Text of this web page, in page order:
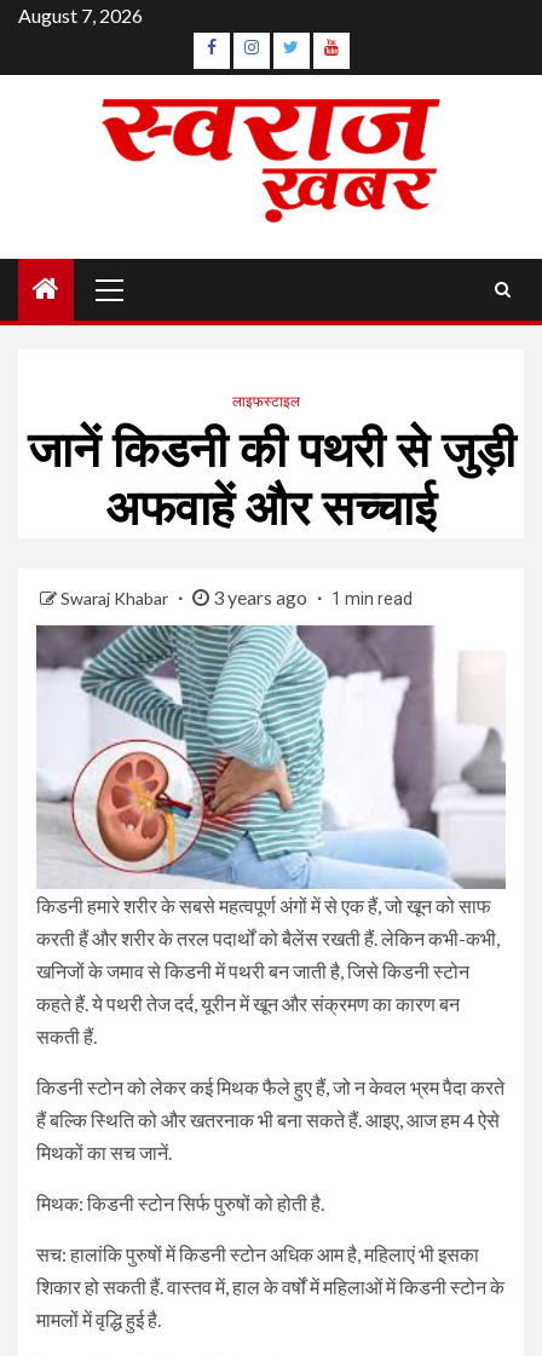
Skip
content
August 7, 2026
Facebook
Instagram
TwitterYouTube
Menu
लाइफस्टाइल
जानें किडनी की पथरी से जुड़ी
अफवाहें और सच्चाई
Swaraj Khabar 3 years ago 1 min read
किडनी हमारे शरीर के सबसे महत्वपूर्ण अंगों में से एक हैं, जो खून को साफ
करती हैं और शरीर के तरल पदार्थों को बैलेंस रखती हैं. लेकिन कभी-कभी,
खनिजों के जमाव से किडनी में पथरी बन जाती है, जिसे किडनी स्टोन
कहते हैं. ये पथरी तेज दर्द, यूरीन में खून और संक्रमण का कारण बन
सकती हैं.
किडनी स्टोन को लेकर कई मिथक फैले हुए हैं, जो न केवल भ्रम पैदा करते
हैं बल्कि स्थिति को और खतरनाक भी बना सकते हैं. आइए, आज हम 4 ऐसे
मिथकों का सच जानें.
मिथक: किडनी स्टोन सिर्फ पुरुषों को होती है.
सच: हालांकि पुरुषों में किडनी स्टोन अधिक आम है, महिलाएं भी इसका
शिकार हो सकती हैं. वास्तव में, हाल के वर्षों में महिलाओं में किडनी स्टोन के
मामलों में वृद्धि हुई है.